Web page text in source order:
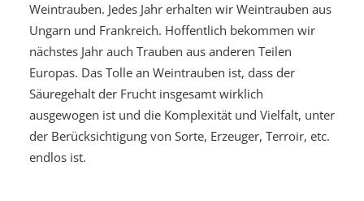
Weintrauben. Jedes Jahr erhalten wir Weintrauben aus
Ungarn und Frankreich. Hoffentlich bekommen wir
nächstes Jahr auch Trauben aus anderen Teilen
Europas. Das Tolle an Weintrauben ist, dass der
Säuregehalt der Frucht insgesamt wirklich
ausgewogen ist und die Komplexität und Vielfalt, unter
der Berücksichtigung von Sorte, Erzeuger, Terroir, etc.
endlos ist.